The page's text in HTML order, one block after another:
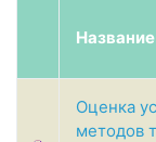
Оценка
методов